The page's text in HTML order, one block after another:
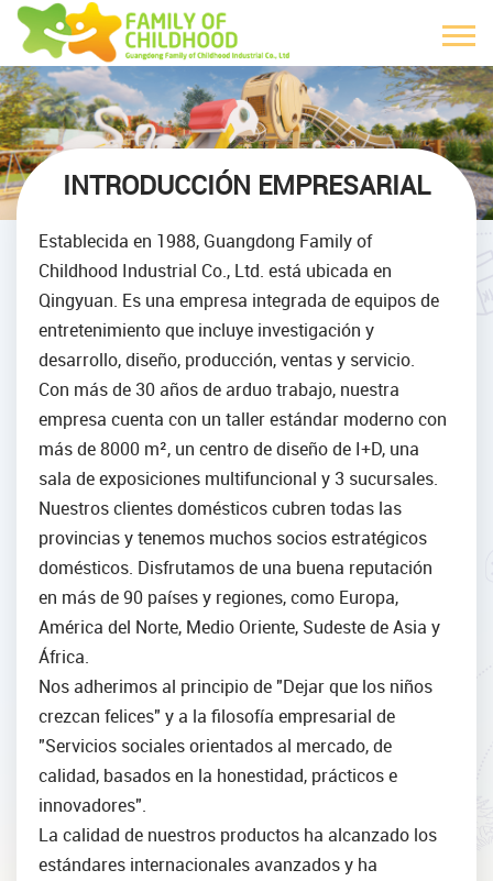
INTRODUCCIÓN EMPRESARIAL
Establecida en 1988, Guangdong Family of
Childhood Industrial Co., Ltd. está ubicada en
Qingyuan. Es una empresa integrada de equipos de
entretenimiento que incluye investigación y
desarrollo, diseño, producción, ventas y servicio.
Con más de 30 años de arduo trabajo, nuestra
empresa cuenta con un taller estándar moderno con
más de 8000 m², un centro de diseño de I+D, una
sala de exposiciones multifuncional y 3 sucursales.
Nuestros clientes domésticos cubren todas las
provincias y tenemos muchos socios estratégicos
domésticos. Disfrutamos de una buena reputación
en más de 90 países y regiones, como Europa,
América del Norte, Medio Oriente, Sudeste de Asia y
África.
Nos adherimos al principio de "Dejar que los niños
crezcan felices" y a la filosofía empresarial de
"Servicios sociales orientados al mercado, de
calidad, basados ​​en la honestidad, prácticos e
innovadores".
La calidad de nuestros productos ha alcanzado los
estándares internacionales avanzados y ha